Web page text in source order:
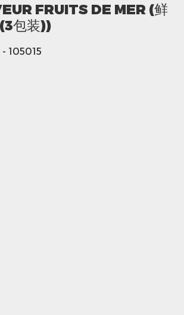
FRUITS DE MER (鲜
包装))
- 105015